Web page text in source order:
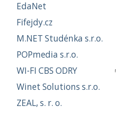
EdaNet
Fifejdy.cz
M.NET Studénka s.r.o.
POPmedia s.r.o.
WI-FI CBS ODRY
Winet Solutions s.r.o.
ZEAL, s. r. o.